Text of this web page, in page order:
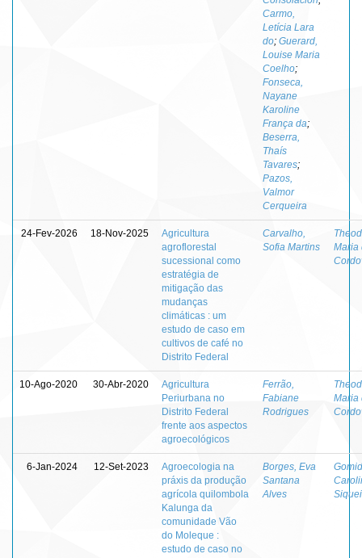
Carmo,
Letícia Lara
do; Guerard,
Louise Maria
Coelho;
Fonseca,
Nayane
Karoline
França da;
Beserra,
Thaís
Tavares;
Pazos,
Valmor
Cerqueira
24-Fev-2026 18-Nov-2025
Agricultura
agroflorestal
sucessional como
estratégia de
mitigação das
mudanças
climáticas : um
estudo de caso em
cultivos de café no
Distrito Federal
Carvalho,
Sofia Martins
Maria
10-Ago-2020 30-Abr-2020
Agricultura
Periurbana no
Distrito Federal
frente aos aspectos
agroecológicos
Ferrão,
Fabiane
Rodrigues
Maria
6-Jan-2024 12-Set-2023
Agroecologia na
práxis da produção
agrícola quilombola
Kalunga da
comunidade Vão
do Moleque :
estudo de caso no
Borges, Eva
Santana
Alves